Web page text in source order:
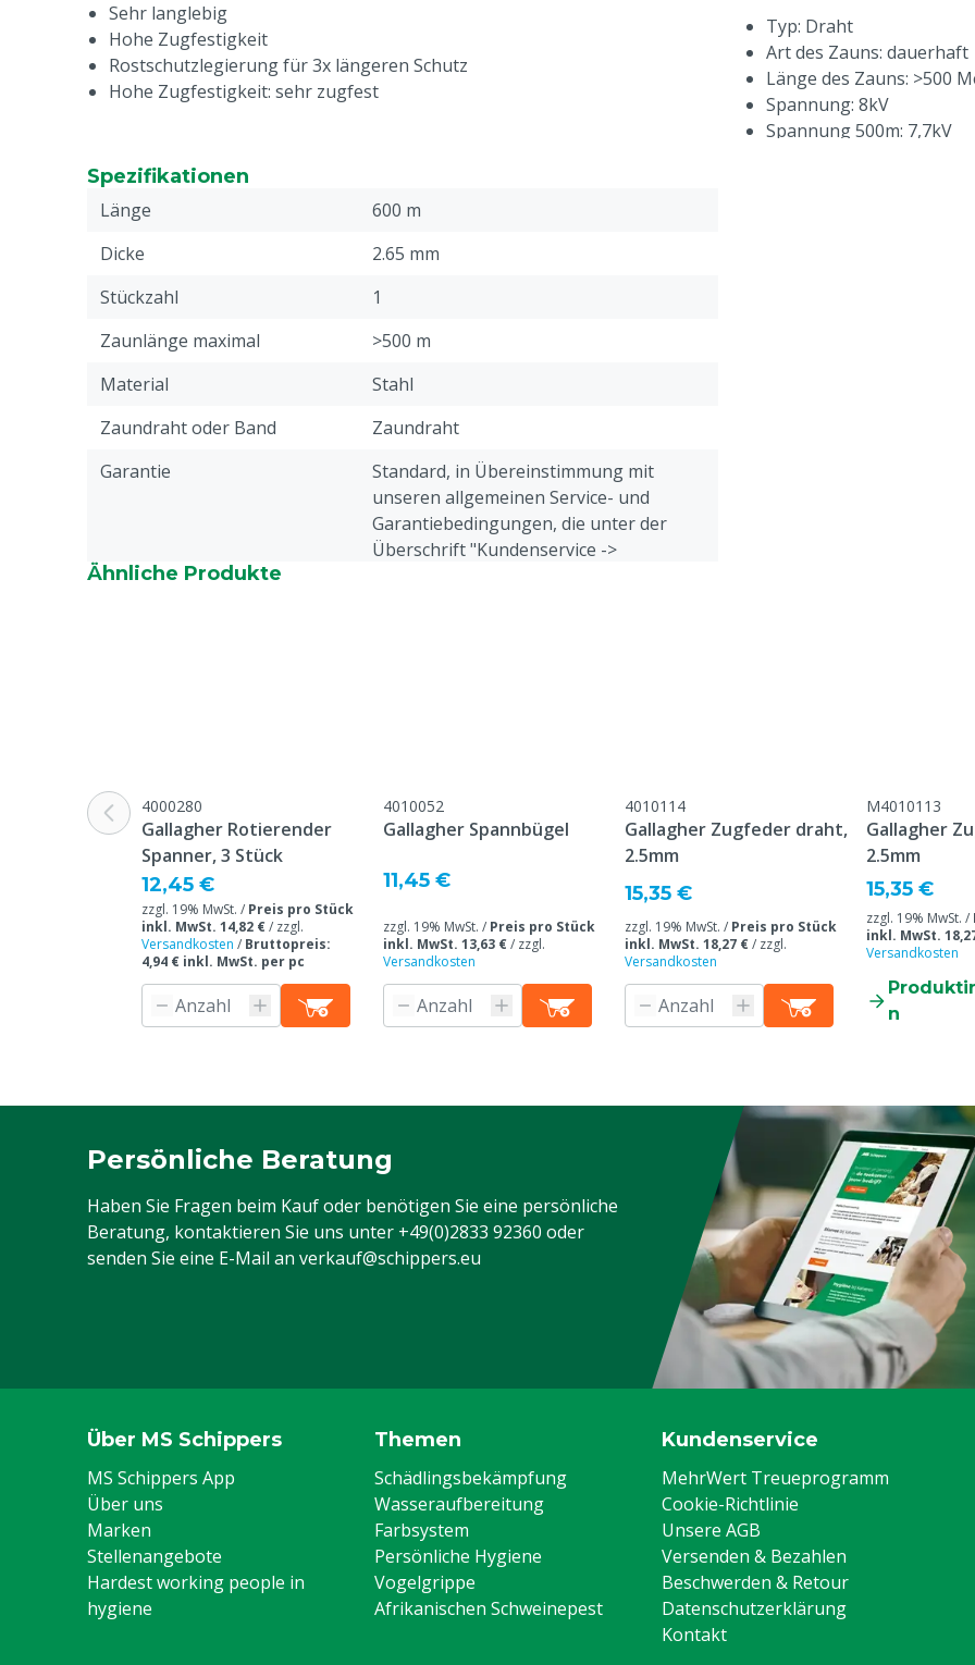
Sehr langlebig
Hohe Zugfestigkeit
Rostschutzlegierung für 3x längeren Schutz
Hohe Zugfestigkeit: sehr zugfest
Typ: Draht
Art des Zauns: dauerhaft
Länge des Zauns: >500
Spannung: 8kV
Spannung 500m: 7,7kV
Spezifikationen
Länge
600 m
Dicke
2.65 mm
Stückzahl
1
Zaunlänge maximal
>500 m
Material
Stahl
Zaundraht oder Band
Zaundraht
Garantie
Standard, in Übereinstimmung mit
unseren allgemeinen Service- und
Garantiebedingungen, die unter der
Überschrift "Kundenservice ->
Ähnliche Produkte
4000280
Gallagher Rotierender
Spanner, 3 Stück
12,45 €
zzgl. 19% MwSt. / Preis pro Stück
inkl. MwSt. 14,82 €/ zzgl.
Versandkosten / Bruttopreis:
4,94 € inkl. MwSt. per pc
4010052
Gallagher Spannbügel
11,45 €
zzgl. 19% MwSt. / Preis pro Stück
inkl. MwSt. 13,63 €/ zzgl.
Versandkosten
4010114
Gallagher Zugfeder draht,
2.5mm
15,35 €
zzgl. 19% MwSt. / Preis pro Stück
inkl. MwSt. 18,27 €/ zzgl.
Versandkosten
M4010113
Gallagher
2.5mm
15,35 €
zzgl. 19% MwSt. /
inkl. MwSt.
Versandkosten
n
Persönliche Beratung
Haben Sie Fragen beim Kauf oder benötigen Sie eine persönliche
Beratung, kontaktieren Sie uns unter +49(0)2833 92360 oder
senden Sie eine E-Mail an verkauf@schippers.eu
Über MS Schippers
MS Schippers App
Über uns
Marken
Stellenangebote
Hardest working people in
hygiene
Themen
Schädlingsbekämpfung
Wasseraufbereitung
Farbsystem
Persönliche Hygiene
Vogelgrippe
Afrikanischen Schweinepest
Kundenservice
MehrWert Treueprogramm
Cookie-Richtlinie
Unsere AGB
Versenden & Bezahlen
Beschwerden & Retour
Datenschutzerklärung
Kontakt